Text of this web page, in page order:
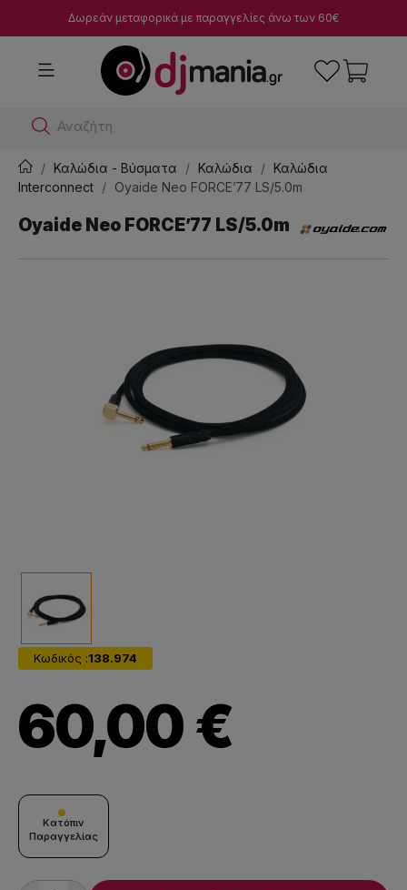
Δωρεάν μεταφορικά με παραγγελίες άνω των 60€
Αναζήτησε dj μ
Καλώδια - Βύσματα Καλώδια
Καλώδια
Interconnect
Oyaide Neo FORCE’77 LS/5.0m
Oyaide Neo FORCE’77 LS/5.0m
Κωδικός :138.974
60,00 €
Κατόπιν
Παραγγελίας